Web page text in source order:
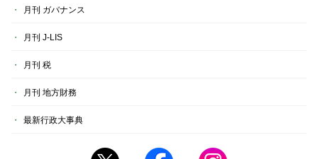
月刊 ガバナンス
月刊 J-LIS
月刊 税
月刊 地方財務
最新行政大事典